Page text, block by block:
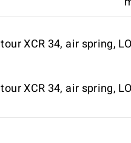
XCR 34, air spring,
XCR 34, air spring,